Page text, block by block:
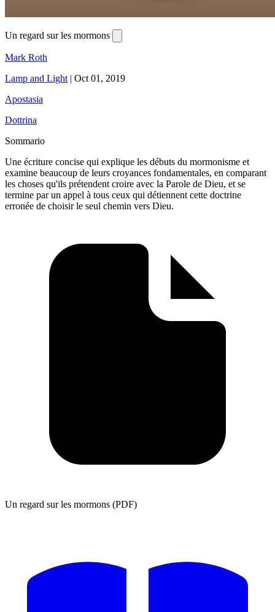
Un regard sur les mormons
Mark Roth
Lamp and Light | Oct 01, 2019
Apostasia
Dottrina
Sommario
Une écriture concise qui explique les débuts du mormonisme et
examine beaucoup de leurs croyances fondamentales, en comparant
les choses qu'ils prétendent croire avec la Parole de Dieu, et se
termine par un appel à tous ceux qui détiennent cette doctrine
erronée de choisir le seul chemin vers Dieu.
Un regard sur les mormons (PDF)